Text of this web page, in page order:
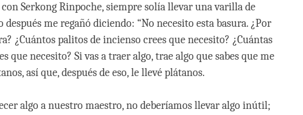
Serkong Rinpoche, siempre solía llevar una varilla de
después me regañó diciendo: “No necesito esta basura. ¿Por
¿Cuántos palitos de incienso crees que necesito? ¿Cuántas
que necesito? Si vas a traer algo, trae algo que sabes que me
así que, después de eso, le llevé plátanos.
algo a nuestro maestro, no deberíamos llevar algo inútil;